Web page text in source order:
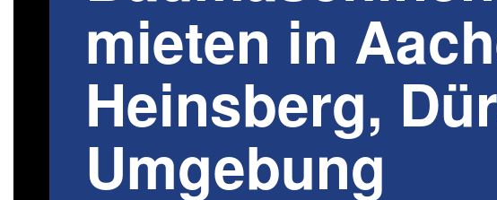
mieten in
Heinsberg,
Umgebung